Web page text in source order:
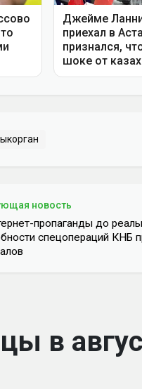
новость
пропаганды до
спецопераций КНБ
в